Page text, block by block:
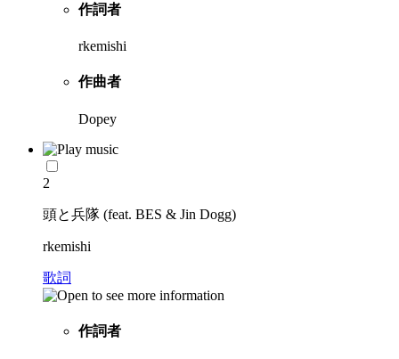
作詞者
rkemishi
作曲者
Dopey
2
頭と兵隊 (feat. BES & Jin Dogg)
rkemishi
歌詞
作詞者